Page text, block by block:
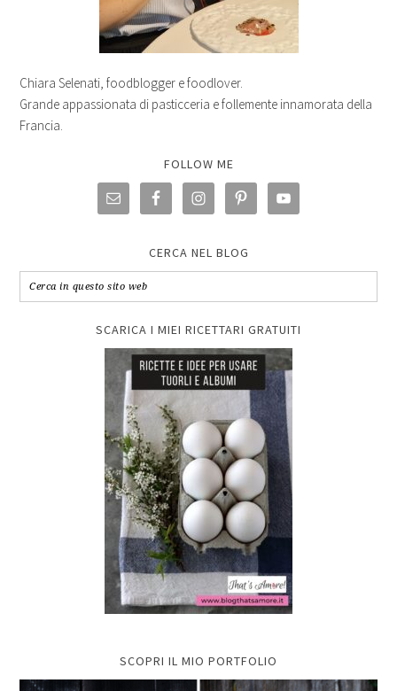
Chiara Selenati, foodblogger e foodlover.
Grande appassionata di pasticceria e follemente innamorata della
Francia.
FOLLOW ME
CERCA NEL BLOG
SCARICA I MIEI RICETTARI GRATUITI
SCOPRI IL MIO PORTFOLIO